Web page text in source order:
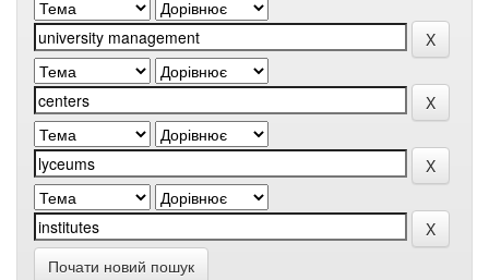
Почати новий пошук